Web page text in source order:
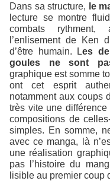
Dans sa structure, le
lecture se montre
combats rythment,
l’enlisement de Ken
d’être humain. Les
goules ne sont
graphique est somme
ont cet esprit
notamment aux coups
très vite une
compositions de
simples. En somme,
avec ce manga, là
une réalisation
pas l’histoire du
lisible au premier coup